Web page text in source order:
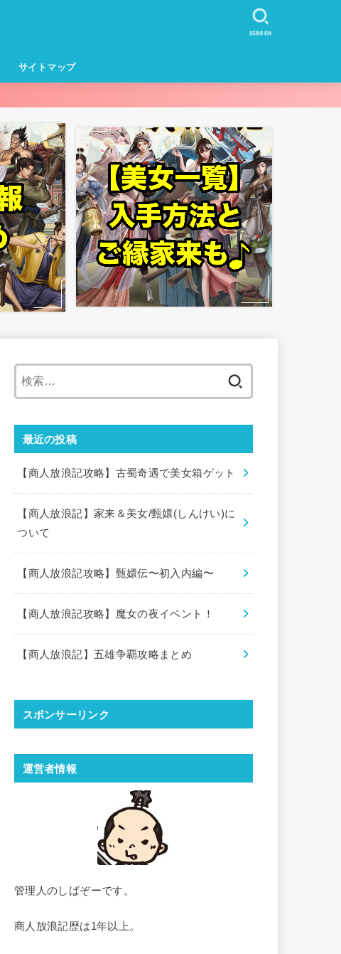
サイトマップ
SEARCH
最近の投稿
【商人放浪記攻略】古蜀奇遇で美女箱ゲット
【商人放浪記】家来＆美女/甄嬛(しんけい)に
ついて
【商人放浪記攻略】甄嬛伝〜初入内編〜
【商人放浪記攻略】魔女の夜イベント！
【商人放浪記】五雄争覇攻略まとめ
スポンサーリンク
運営者情報
管理人のしばぞーです。
商人放浪記歴は1年以上。